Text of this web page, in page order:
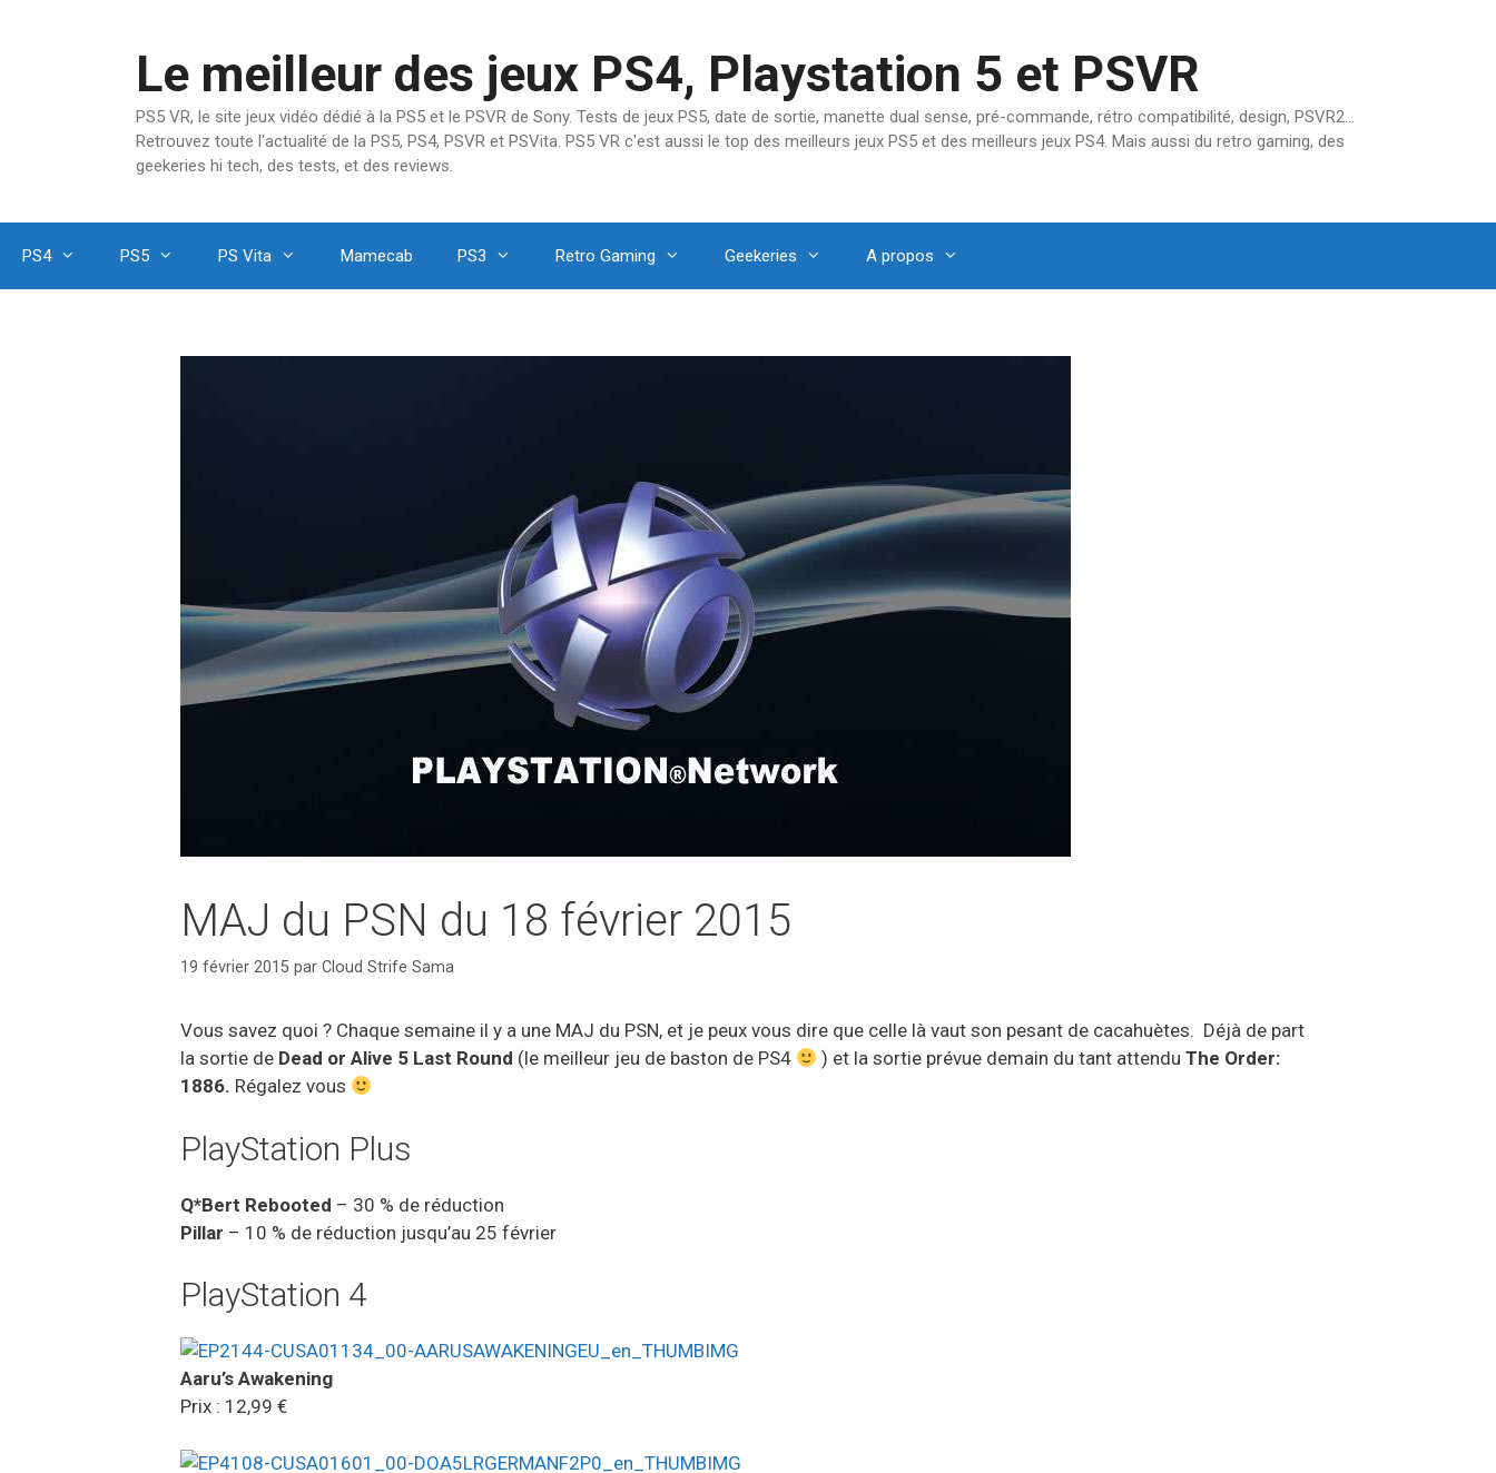
Le meilleur des jeux PS4, Playstation 5 et PSVR
PS5 VR, le site jeux vidéo dédié à la PS5 et le PSVR de Sony. Tests de jeux PS5, date de sortie, manette dual sense, pré-commande, rétro compatibilité, design, PSVR2…
Retrouvez toute l'actualité de la PS5, PS4, PSVR et PSVita. PS5 VR c'est aussi le top des meilleurs jeux PS5 et des meilleurs jeux PS4. Mais aussi du retro gaming, des
geekeries hi tech, des tests, et des reviews.
PS4 PS5 PS Vita Mamecab PS3 Retro Gaming Geekeries A propos
MAJ du PSN du 18 février 2015
19 février 2015 par Cloud Strife Sama
Vous savez quoi ? Chaque semaine il y a une MAJ du PSN, et je peux vous dire que celle là vaut son pesant de cacahuètes. Déjà de part
la sortie de Dead or Alive 5 Last Round (le meilleur jeu de baston de PS4 ) et la sortie prévue demain du tant attenduThe Order:
1886. Régalez vous
PlayStation Plus
Q*Bert Rebooted – 30 % de réduction
Pillar – 10 % de réduction jusqu’au 25 février
PlayStation 4
Aaru’s Awakening
Prix : 12,99 €